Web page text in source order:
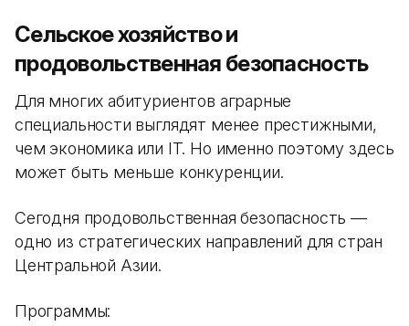
Сельское хозяйство и
продовольственная безопасность
Для многих абитуриентов аграрные
специальности выглядят менее престижными,
чем экономика или IT. Но именно поэтому здесь
может быть меньше конкуренции.
Сегодня продовольственная безопасность —
одно из стратегических направлений для стран
Центральной Азии.
Программы: